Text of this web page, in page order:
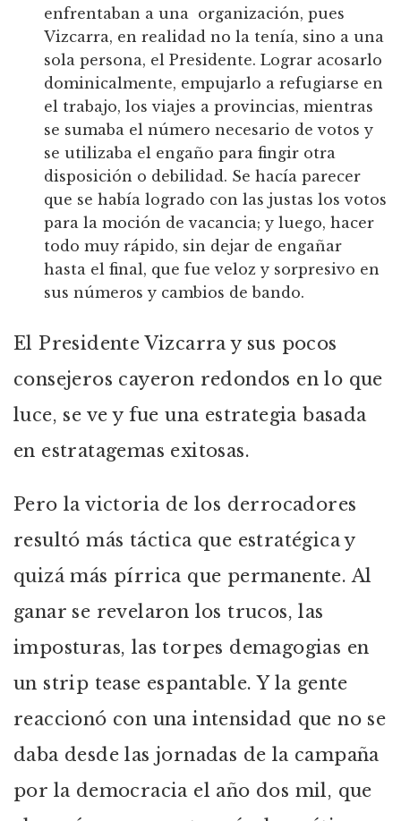
enfrentaban a una organización, pues
Vizcarra, en realidad no la tenía, sino a una
sola persona, el Presidente. Lograr acosarlo
dominicalmente, empujarlo a refugiarse en
el trabajo, los viajes a provincias, mientras
se sumaba el número necesario de votos y
se utilizaba el engaño para fingir otra
disposición o debilidad. Se hacía parecer
que se había logrado con las justas los votos
para la moción de vacancia; y luego, hacer
todo muy rápido, sin dejar de engañar
hasta el final, que fue veloz y sorpresivo en
sus números y cambios de bando.
El Presidente Vizcarra y sus pocos
consejeros cayeron redondos en lo que
luce, se ve y fue una estrategia basada
en estratagemas exitosas.
Pero la victoria de los derrocadores
resultó más táctica que estratégica y
quizá más pírrica que permanente. Al
ganar se revelaron los trucos, las
imposturas, las torpes demagogias en
un strip tease espantable. Y la gente
reaccionó con una intensidad que no se
daba desde las jornadas de la campaña
por la democracia el año dos mil, que